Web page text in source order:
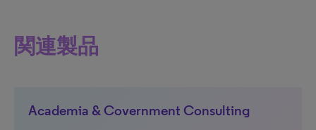
関連製品
Academia & Covernment Consulting